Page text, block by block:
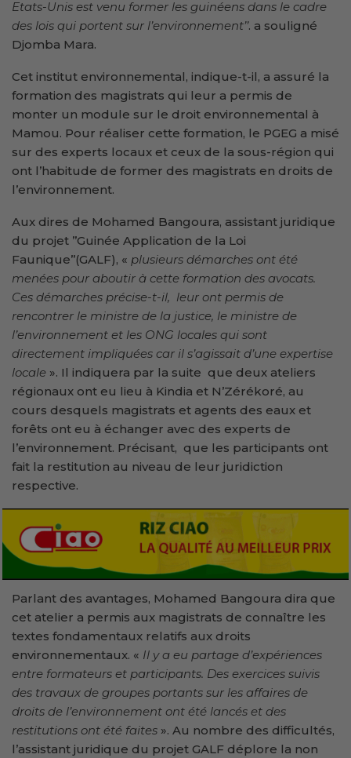
Etats-Unis est venu former les guinéens dans le cadre
des lois qui portent sur l’environnement’’. a souligné
Djomba Mara.
Cet institut environnemental, indique-t-il, a assuré la
formation des magistrats qui leur a permis de
monter un module sur le droit environnemental à
Mamou. Pour réaliser cette formation, le PGEG a misé
sur des experts locaux et ceux de la sous-région qui
ont l’habitude de former des magistrats en droits de
l’environnement.
Aux dires de Mohamed Bangoura, assistant juridique
du projet ’’Guinée Application de la Loi
Faunique’’(GALF), « plusieurs démarches ont été
menées pour aboutir à cette formation des avocats.
Ces démarches précise-t-il, leur ont permis de
rencontrer le ministre de la justice, le ministre de
l’environnement et les ONG locales qui sont
directement impliquées car il s’agissait d’une expertise
locale ». Il indiquera par la suite que deux ateliers
régionaux ont eu lieu à Kindia et N’Zérékoré, au
cours desquels magistrats et agents des eaux et
forêts ont eu à échanger avec des experts de
l’environnement. Précisant, que les participants ont
fait la restitution au niveau de leur juridiction
respective.
Parlant des avantages, Mohamed Bangoura dira que
cet atelier a permis aux magistrats de connaître les
textes fondamentaux relatifs aux droits
environnementaux. « Il y a eu partage d’expériences
entre formateurs et participants. Des exercices suivis
des travaux de groupes portants sur les affaires de
droits de l’environnement ont été lancés et des
restitutions ont été faites ». Au nombre des difficultés,
l’assistant juridique du projet GALF déplore la non